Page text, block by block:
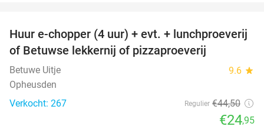
44%
Huur e-chopper (4 uur) + evt. + lunchproeverij
of Betuwse lekkernij of pizzaproeverij
Betuwe Uitje 9.6 star
Opheusden
Verkocht: 267
Regulier €44,50
€24,95